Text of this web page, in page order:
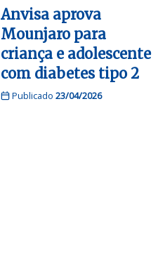
Anvisa aprova
Mounjaro para
criança e adolescente
com diabetes tipo 2
Publicado 23/04/2026